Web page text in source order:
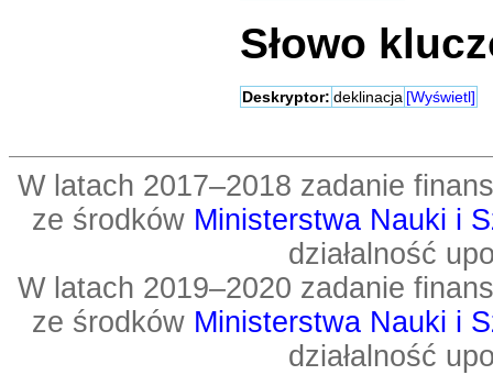
Słowo
Deskryptor: deklinacja [Wyświetl]
W latach 2017–2018 zadanie
ze środków Ministerstwa Nauki i
działalność
W latach 2019–2020 zadanie
ze środków Ministerstwa Nauki i
działalność